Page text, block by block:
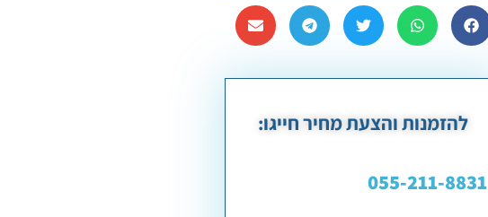
להזמנות והצעת מחיר חייגו:
055-211-8831